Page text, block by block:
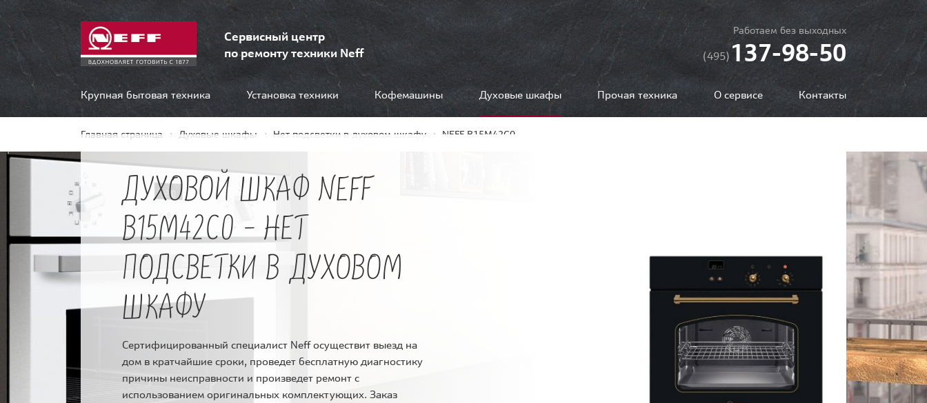
Сервисный центр
по ремонту техники Neff
Работаем без выходных
(495)137-98-50
Крупная бытовая техника Установка техники Кофемашины Духовые шкафы Прочая техника О сервисе Контакты
Главная страница Духовые шкафы Нет подсветки в духовом шкафу NEFF B15M42C0
ДУХОВОЙ ШКАФ NEFF
B15M42C0 - НЕТ
ПОДСВЕТКИ В ДУХОВОМ
ШКАФУ
Сертифицированный специалист Neff осуществит выезд на
дом в кратчайшие сроки, проведет бесплатную диагностику
причины неисправности и произведет ремонт с
использованием оригинальных комплектующих. Заказ